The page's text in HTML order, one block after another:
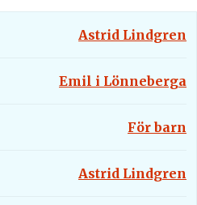
Astrid Lindgren
Emil i Lönneberga
För barn
Astrid Lindgren